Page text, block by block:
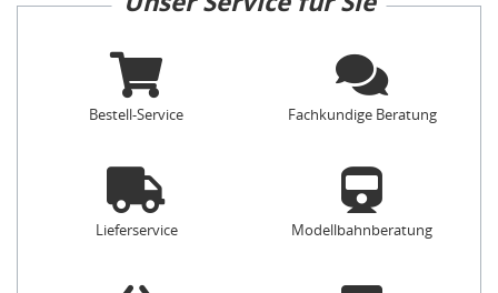
Bestell-Service Fachkundige Beratung
Lieferservice Modellbahnberatung